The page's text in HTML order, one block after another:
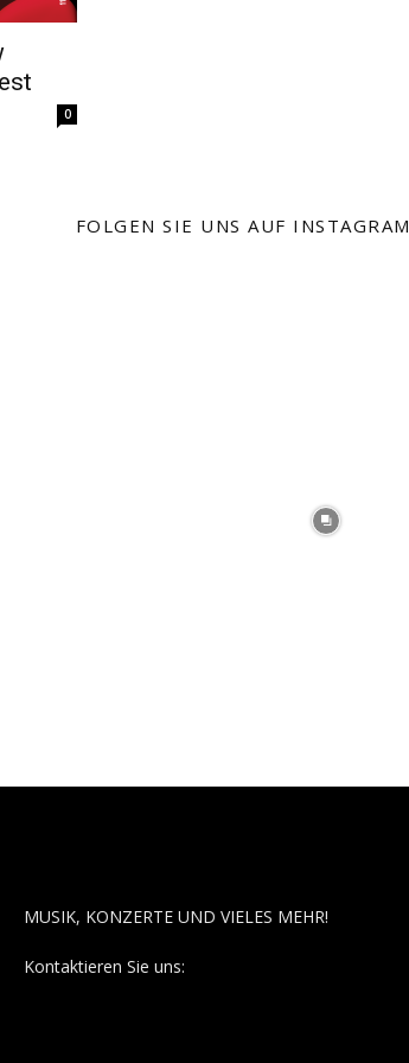
0
FOLGEN SIE UNS AUF INSTAGRAM
MUSIK, KONZERTE UND VIELES MEHR!
Kontaktieren Sie uns: